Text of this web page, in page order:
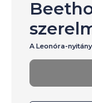
A Leonóra-